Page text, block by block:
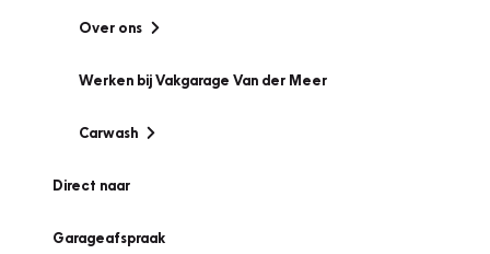
Over ons
Werken bij Vakgarage Van der Meer
Carwash
Direct naar
Garageafspraak